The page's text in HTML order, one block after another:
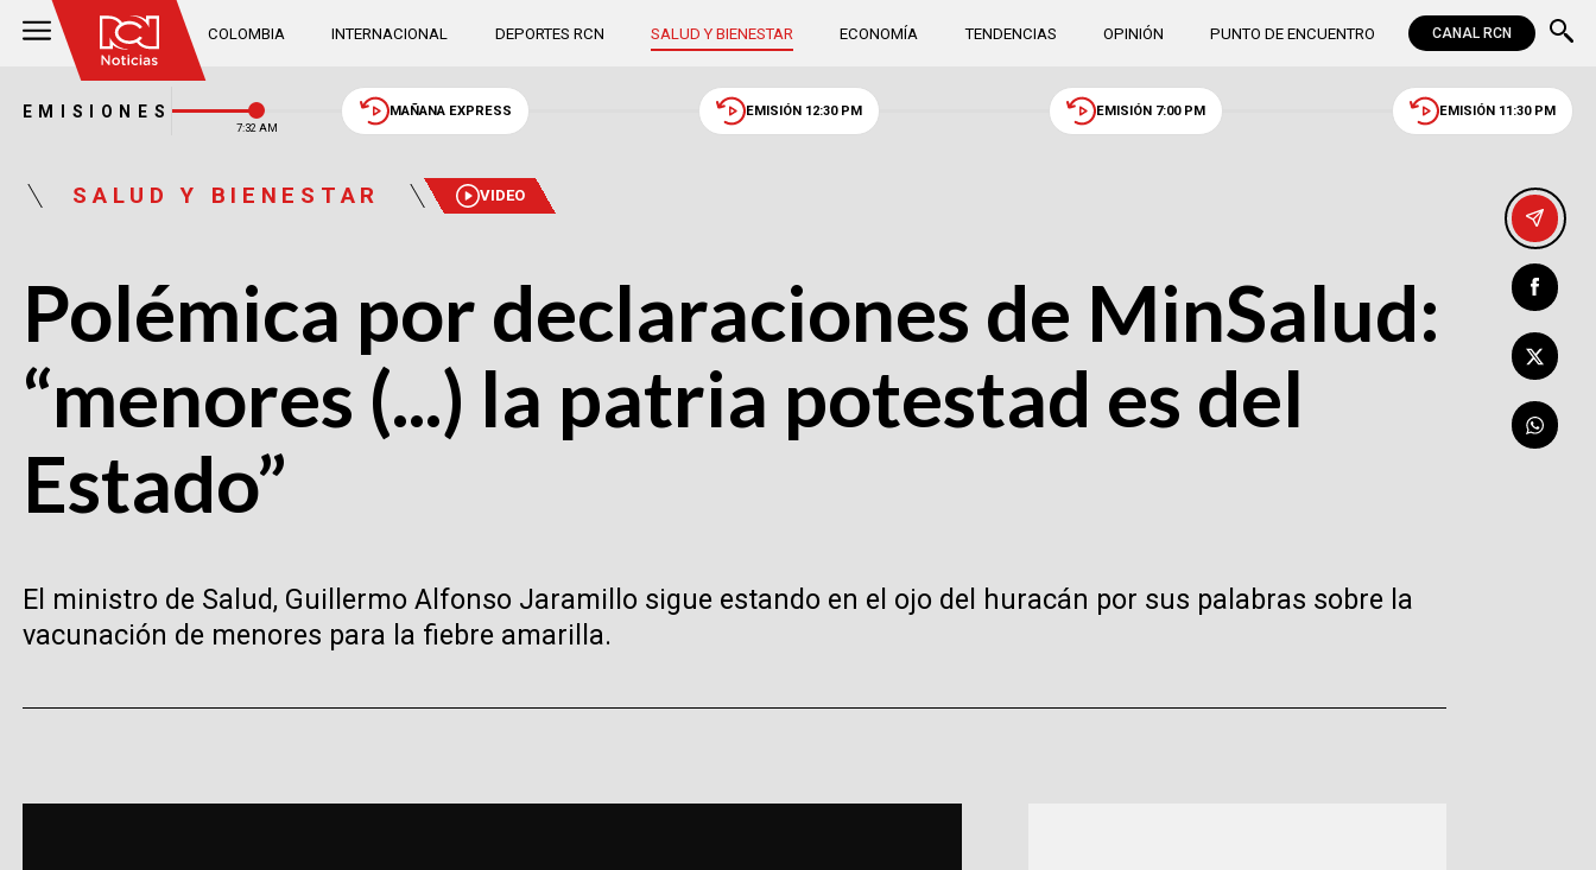
COLOMBIA INTERNACIONAL DEPORTES RCN SALUD Y BIENESTAR ECONOMÍA TENDENCIAS OPINIÓN PUNTO DE ENCUENTRO CANAL RCN
EMISIONES
7:32 AM
MAÑANA EXPRESS EMISIÓN 12:30 PM EMISIÓN 7:00 PM EMISIÓN 11:30 PM
SALUD Y BIENESTAR VIDEO
Polémica por declaraciones de MinSalud:
“menores (...) la patria potestad es del
Estado”
El ministro de Salud, Guillermo Alfonso Jaramillo sigue estando en el ojo del huracán por sus palabras sobre la
vacunación de menores para la fiebre amarilla.